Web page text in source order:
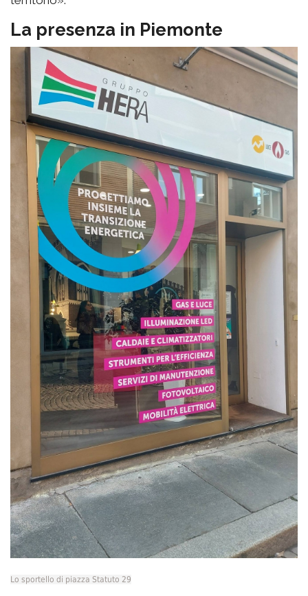
La presenza in Piemonte
Lo sportello di piazza Statuto 29